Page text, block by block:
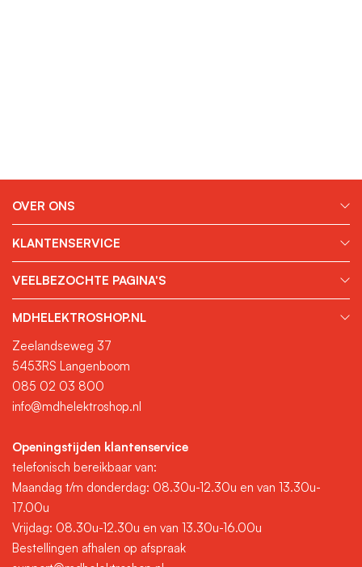
OVER ONS
KLANTENSERVICE
VEELBEZOCHTE PAGINA'S
MDHELEKTROSHOP.NL
Zeelandseweg 37
5453RS Langenboom
085 02 03 800
info@mdhelektroshop.nl
Openingstijden klantenservice
telefonisch bereikbaar van:
Maandag t/m donderdag: 08.30u-12.30u en van 13.30u-
17.00u
Vrijdag: 08.30u-12.30u en van 13.30u-16.00u
Bestellingen afhalen op afspraak